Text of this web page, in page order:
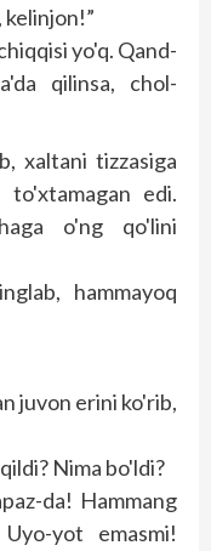
yo'q. Qand-
qilinsa, chol-
xaltani tizzasiga
edi.
o'ng qo'lini
hammayoq
juvon erini ko'rib,
Nima bo'ldi?
da! Hammang
yot emasmi!